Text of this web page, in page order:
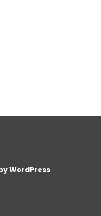
WordPress